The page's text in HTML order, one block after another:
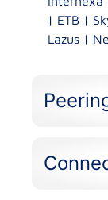
| ETB |
Lazus |